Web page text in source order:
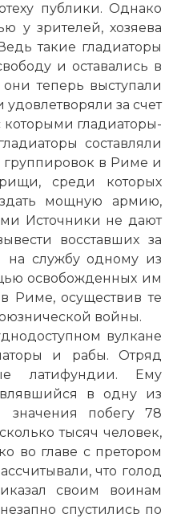
публики. Однако
у зрителей, хозяева
такие гладиаторы
и оставались в
теперь выступали
за счет
которыми гладиаторы-
составляли
группировок в Риме и
среди которых
мощную армию,
Источники не дают
восставших за
на службу одному из
освобожденных им
в Риме, осуществив те
войны.
вулкане
и рабы. Отряд
латифундии. Ему
в одну из
значения побегу 78
тысяч человек,
во главе с претором
что голод
своим воинам
спустились по